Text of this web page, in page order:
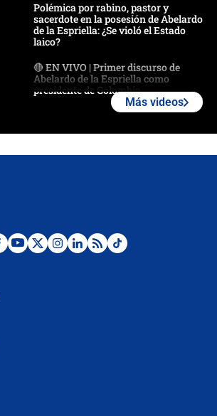
Polémica por rabino, pastor y
sacerdote en la posesión de Abelardo
de la Espriella: ¿Se violó el Estado
laico?
🔴 EN VIVO | Primer discurso de
Abelardo de la Espriella como
presidente de Colombia
Desde dermatitis hasta infecciones:
Más videos